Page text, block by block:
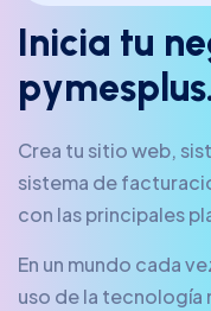
Inicia tu ne
pymesp us
Crea tu sitio web,
sistema de
con las principales
En un mundo cada
uso de la tecnología